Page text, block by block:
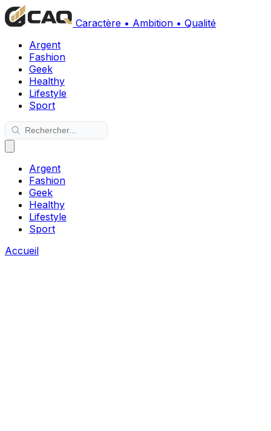
Caractère • Ambition • Qualité
Argent
Fashion
Geek
Healthy
Lifestyle
Sport
Argent
Fashion
Geek
Healthy
Lifestyle
Sport
Accueil